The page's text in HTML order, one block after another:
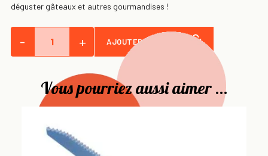
déguster gâteaux et autres gourmandises !
- + AJOUTER AU PANIER
Vous pourriez aussi aimer ...